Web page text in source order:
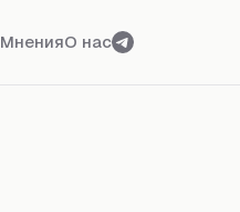
МненияО нас